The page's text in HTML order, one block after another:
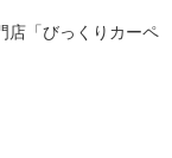
店「びっくりカーペ